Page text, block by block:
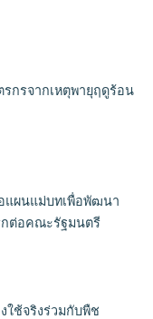
รกรจากเหตุพายุฤดูร้อน
แผนแม่บทเพื่อพัฒนา
กต่อคณะรัฐมนตรี
ใช้จริงร่วมกับพืช